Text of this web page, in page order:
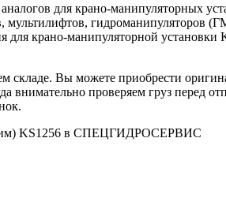
для крано-манипуляторных
гидроманипуляторов
для крано-манипуляторной
Вы можете приобрести
проверяем груз перед
KS1256 в СПЕЦГИДРОСЕРВИС